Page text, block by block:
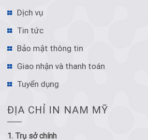
Dịch vụ
Tin tức
Bảo mật thông tin
Giao nhận và thanh toán
Tuyển dụng
ĐỊA CHỈ IN NAM MỸ
1. Trụ sở chính